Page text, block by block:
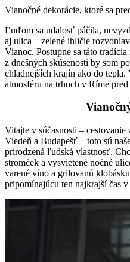
Vianočné dekorácie, ktoré sa
Ľuďom sa udalosť páčila,
aj ulica – zelené ihličie
Vianoc. Postupne sa táto
z dnešných skúsenosti by som
chladnejších krajín ako do
atmosféru na trhoch v Ríme
Vitajte v súčasnosti –
Viedeň a Budapešť – toto sú
prirodzená ľudská vlastnosť.
stromček a vysvietené nočné
varené víno a grilovanú
pripomínajúcu ten najkrajší čas